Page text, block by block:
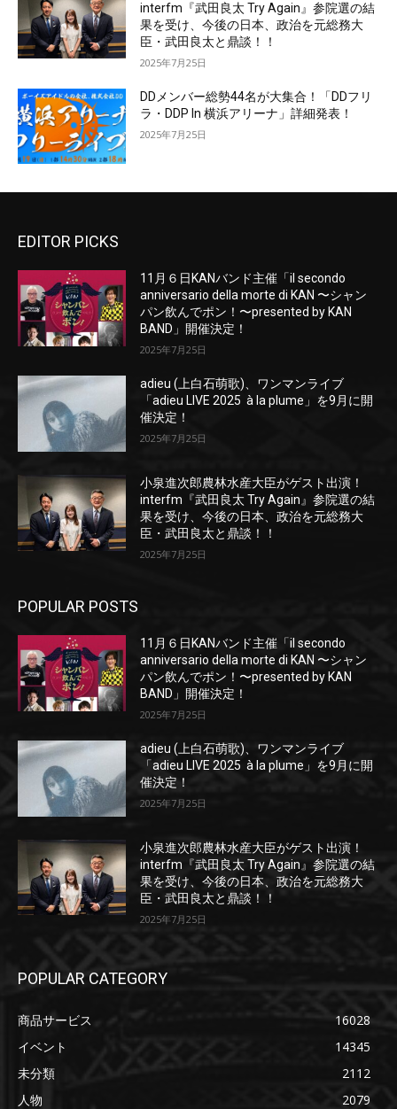
interfm『武田良太 Try Again』参院選の結
果を受け、今後の日本、政治を元総務大
臣・武田良太と鼎談！！
2025年7月25日
DDメンバー総勢44名が大集合！「DDフリ
ラ・DDP In 横浜アリーナ」詳細発表！
2025年7月25日
EDITOR PICKS
11月６日KANバンド主催「il secondo
anniversario della morte di KAN 〜シャン
パン飲んでポン！〜presented by KAN
BAND」開催決定！
2025年7月25日
adieu (上白石萌歌)、ワンマンライブ
「adieu LIVE 2025 à la plume」を9月に開
催決定！
2025年7月25日
小泉進次郎農林水産大臣がゲスト出演！
interfm『武田良太 Try Again』参院選の結
果を受け、今後の日本、政治を元総務大
臣・武田良太と鼎談！！
2025年7月25日
POPULAR POSTS
11月６日KANバンド主催「il secondo
anniversario della morte di KAN 〜シャン
パン飲んでポン！〜presented by KAN
BAND」開催決定！
2025年7月25日
adieu (上白石萌歌)、ワンマンライブ
「adieu LIVE 2025 à la plume」を9月に開
催決定！
2025年7月25日
小泉進次郎農林水産大臣がゲスト出演！
interfm『武田良太 Try Again』参院選の結
果を受け、今後の日本、政治を元総務大
臣・武田良太と鼎談！！
2025年7月25日
POPULAR CATEGORY
商品サービス
16028
イベント
14345
未分類
2112
人物
2079